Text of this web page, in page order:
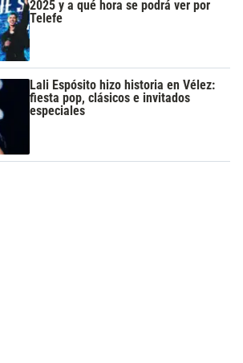
2025 y a qué hora se podrá ver por
Telefe
Lali Espósito hizo historia en Vélez:
fiesta pop, clásicos e invitados
especiales